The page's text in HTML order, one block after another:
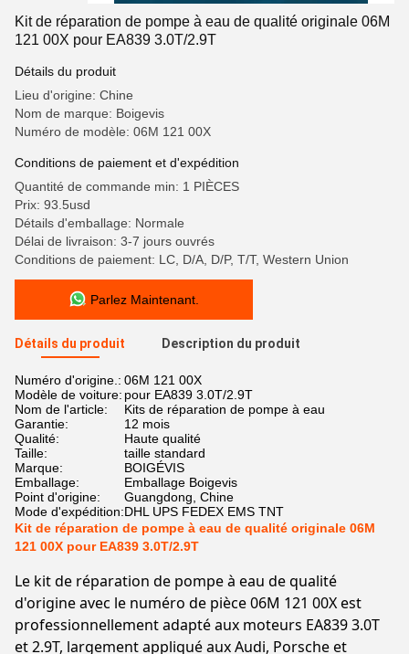
Kit de réparation de pompe à eau de qualité originale 06M
121 00X pour EA839 3.0T/2.9T
Détails du produit
Lieu d'origine: Chine
Nom de marque: Boigevis
Numéro de modèle: 06M 121 00X
Conditions de paiement et d'expédition
Quantité de commande min: 1 PIÈCES
Prix: 93.5usd
Détails d'emballage: Normale
Délai de livraison: 3-7 jours ouvrés
Conditions de paiement: LC, D/A, D/P, T/T, Western Union
Parlez Maintenant.
Détails du produit Description du produit
Numéro d'origine.: 06M 121 00X
Modèle de voiture: pour EA839 3.0T/2.9T
Nom de l'article:
Kits de réparation de pompe à eau
Garantie:
12 mois
Qualité:
Haute qualité
Taille:
taille standard
Marque:
BOIGÉVIS
Emballage:
Emballage Boigevis
Point d'origine:
Guangdong, Chine
Mode d'expédition:DHL UPS FEDEX EMS TNT
Kit de réparation de pompe à eau de qualité originale 06M
121 00X pour EA839 3.0T/2.9T
Le kit de réparation de pompe à eau de qualité
d'origine avec le numéro de pièce 06M 121 00X est
professionnellement adapté aux moteurs EA839 3.0T
et 2.9T, largement appliqué aux Audi, Porsche et